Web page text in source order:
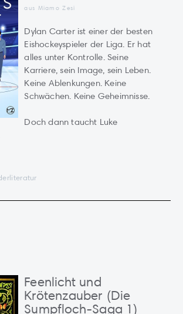
aus Miamo Zesi
Dylan Carter ist einer der besten
Eishockeyspieler der Liga. Er hat
alles unter Kontrolle. Seine
Karriere, sein Image, sein Leben.
Keine Ablenkungen. Keine
Schwächen. Keine Geheimnisse.
Doch dann taucht Luke
Feenlicht und
Krötenzauber (Die
Sumpfloch-Saga 1)